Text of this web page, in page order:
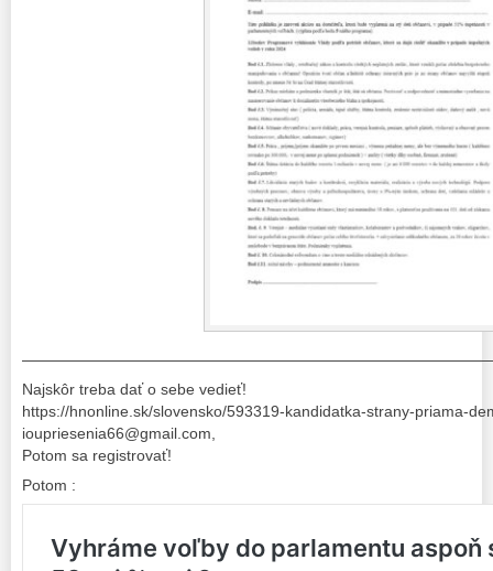
Najskôr treba dať o sebe vedieť!
https://hnonline.sk/slovensko/593319-kandidatka-strany-priama-
ioupriesenia66@gmail.com,
Potom sa registrovať!
Potom :